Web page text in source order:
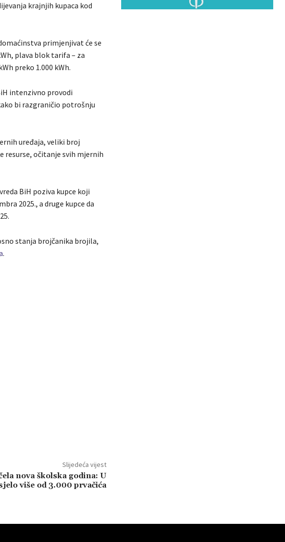
krajnjih kupaca kod
primjenjivat će se
plava blok tarifa – za
preko 1.000 kWh.
intenzivno provodi
bi razgraničio potrošnju
uređaja, veliki broj
resurse, očitanje svih mjernih
BiH poziva kupce koji
2025., a druge kupce da
stanja brojčanika brojila,
.
Slijedeća vijest
nova školska godina: U
više od 3.000 prvačića